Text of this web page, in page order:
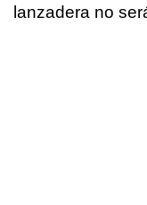
lanzadera no